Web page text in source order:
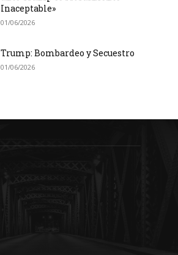
Inaceptable»
01/06/2026
Trump: Bombardeo y Secuestro
01/06/2026